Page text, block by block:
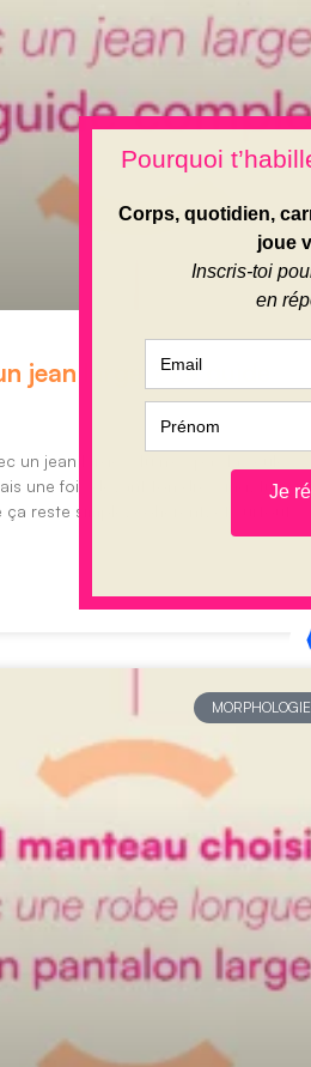
jean large ? Le guide
jean large ? Tu n’es pas la seule.
une fois devant ton dressing, tu
reste simple, cohérent, et surtout
MORPHOLOGIE